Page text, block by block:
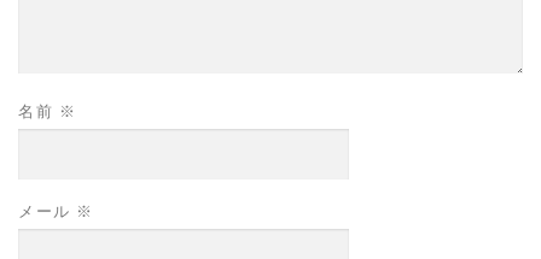
名前 ※
メール ※